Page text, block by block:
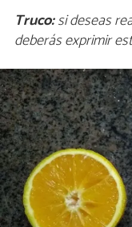
Truco:si deseas
deberás exprimir